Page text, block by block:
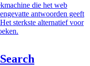
die het web
antwoorden geeft
sterkste alternatief voor